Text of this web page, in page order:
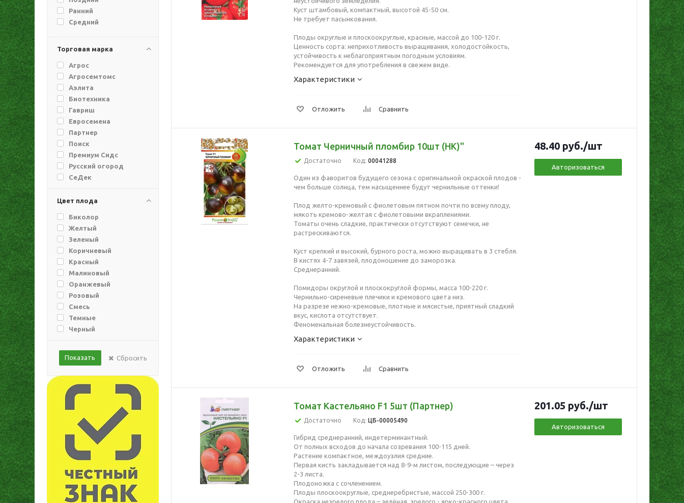
Ранний
Средний
Торговая марка
Агрос
Агросемтомс
Аэлита
Биотехника
Гавриш
Евросемена
Партнер
Поиск
Премиум Сидс
Русский огород
СеДек
Семко
Сибирский сад
Уральский дачник
Усадьба
Цвет плода
Биколор
Желтый
Зеленый
Коричневый
Красный
Малиновый
Оранжевый
Розовый
Смесь
Темные
Черный
Сбросить
Куст штамбовый, компактный, высотой 45-50 см.
Не требует пасынкования.
Плоды округлые и плоскоокруглые, красные, массой до 100-120 г.
Ценность сорта: неприхотливость выращивания, холодостойкость,
устойчивость к неблагоприятным погодным условиям.
Рекомендуется для употребления в свежем виде.
Характеристики
Отложить Сравнить
Томат Черничный пломбир 10шт (НК)"
Достаточно Код: 00041288
Один из фаворитов будущего сезона с оригинальной окраской плодов -
чем больше солнца, тем насыщеннее будут чернильные оттенки!
Плод желто-кремовый с фиолетовым пятном почти по всему плоду,
мякоть кремово-желтая с фиолетовыми вкраплениями.
Томаты очень сладкие, практически отсутствуют семечки, не
растрескиваются.
Куст крепкий и высокий, бурного роста, можно выращивать в 3 стебля.
В кистях 4-7 завязей, плодоношение до заморозка.
Среднеранний.
Помидоры округлой и плоскокруглой формы, масса 100-220 г.
Чернильно-сиреневые плечики и кремового цвета низ.
На разрезе нежно-кремовые, плотные и мясистые, приятный сладкий
вкус, кислота отсутствует.
Феноменальная болезнеустойчивость.
Характеристики
Отложить Сравнить
48.40 руб./шт
Авторизоваться
Томат Кастельяно F1 5шт (Партнер)
Достаточно Код: ЦБ-00005490
Гибрид среднеранний, индетерминантный.
От полных всходов до начала созревания 100-115 дней.
Растение компактное, междоузлия средние.
Первая кисть закладывается над 8-9-м листом, последующие – через
2-3 листа.
Плодоножка с сочленением.
Плоды плоскоокруглые, среднеребристые, массой 250-300 г.
Окраска незрелого плода – зелёная, зрелого - ярко-красного цвета.
201.05 руб./шт
Авторизоваться